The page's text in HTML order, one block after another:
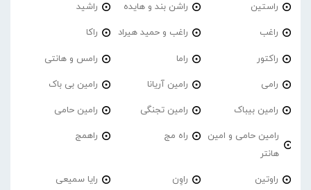
راستین راشن بند و هایده راشید
راغب راغب و حمید هیراد راکا
راکتور راما رامس و هانتی
رامی رامین آریانا رامین بی باک
رامین بیباک رامین تجنگی رامین حامی
رامین حامی و امین
هانتر
راه مج راهمج
راوتین راوِن رایا سمیعی